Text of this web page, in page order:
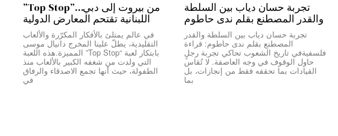
تجربة حسان دياب بين السلطة
والقدر المصطنع بقلم ندى حاطوم
تجربة حسان دياب بين السلطة والقدر
المصطنع بقلم ندى حاطوم: قراءة
فلسفيةفي تاريخ الشعوب تحاكي تجربة رجلٍ
حاول الوقوف في وجه العاصفة. لا تُقاس
القيادات بما تحققه فقط من إنجازات، بل
بما
من بيروت إلى دبي…”Top Stop”
اللبنانية تقتحم المعارض الدولية
في عالم يمتلئ بالأفكار المكرّرة والألعاب
التقليدية، يطلّ علينا المخرج دانيال موسى
بابتكار لعبة “Top Stop” المميزة.هذه اللعبة
التي ولدت من شغفه الكبير بالألعاب منذ
الطفولة، حيث أنها تجمع الاصدقاء والرفاق
في